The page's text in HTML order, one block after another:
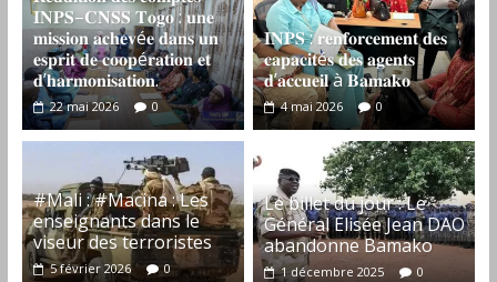
𝐈𝐍𝐏𝐒–𝐂𝐍𝐒𝐒 𝐓𝐨𝐠𝐨 : 𝐮𝐧𝐞
𝐦𝐢𝐬𝐬𝐢𝐨𝐧 𝐚𝐜𝐡𝐞𝐯é𝐞 𝐝𝐚𝐧𝐬 𝐮𝐧
𝐞𝐬𝐩𝐫𝐢𝐭 𝐝𝐞 𝐜𝐨𝐨𝐩é𝐫𝐚𝐭𝐢𝐨𝐧 𝐞𝐭
𝐝’𝐡𝐚𝐫𝐦𝐨𝐧𝐢𝐬𝐚𝐭𝐢𝐨𝐧.
22 mai 2026 0
𝐈𝐍𝐏𝐒 : 𝐫𝐞𝐧𝐟𝐨𝐫𝐜𝐞𝐦𝐞𝐧𝐭 𝐝𝐞𝐬
𝐜𝐚𝐩𝐚𝐜𝐢𝐭é𝐬 𝐝𝐞𝐬 𝐚𝐠𝐞𝐧𝐭𝐬
𝐝’𝐚𝐜𝐜𝐮𝐞𝐢𝐥 à 𝐁𝐚𝐦𝐚𝐤𝐨
4 mai 2026 0
#Mali : #Macina : Les
enseignants dans le
viseur des terroristes
5 février 2026 0
‎Le billet du jour : Le
Général Elisée Jean DAO
abandonne Bamako
1 décembre 2025 0